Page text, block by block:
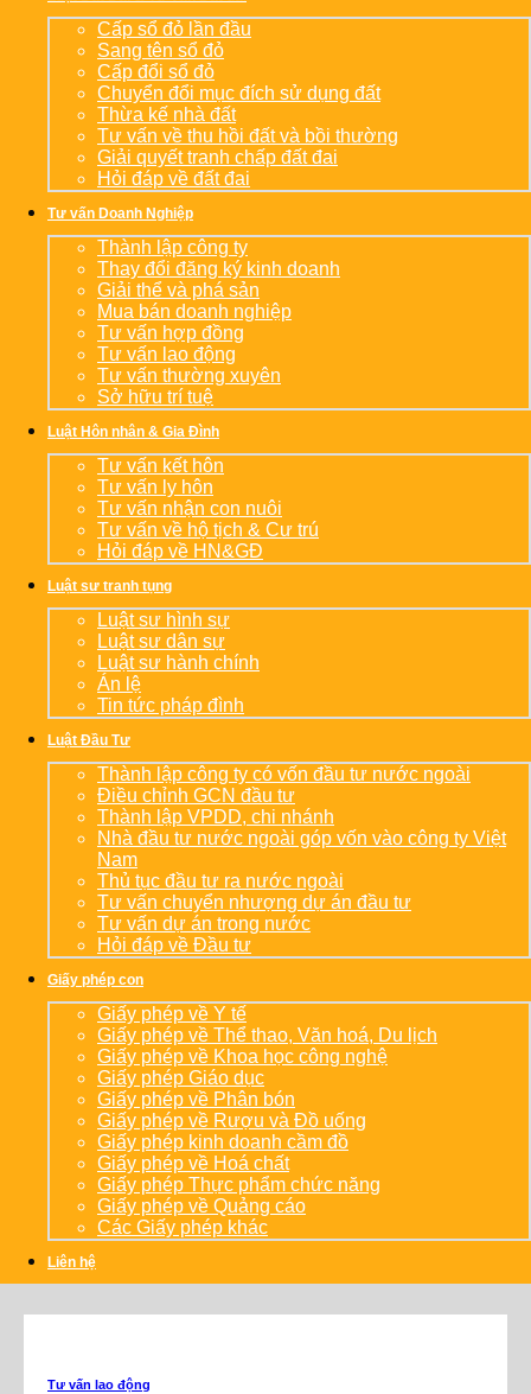
Cấp sổ đỏ lần đầu
Sang tên sổ đỏ
Cấp đổi sổ đỏ
Chuyển đổi mục đích sử dụng đất
Thừa kế nhà đất
Tư vấn về thu hồi đất và bồi thường
Giải quyết tranh chấp đất đai
Hỏi đáp về đất đai
Tư vấn Doanh Nghiệp
Thành lập công ty
Thay đổi đăng ký kinh doanh
Giải thể và phá sản
Mua bán doanh nghiệp
Tư vấn hợp đồng
Tư vấn lao động
Tư vấn thường xuyên
Sở hữu trí tuệ
Luật Hôn nhân & Gia Đình
Tư vấn kết hôn
Tư vấn ly hôn
Tư vấn nhận con nuôi
Tư vấn về hộ tịch & Cư trú
Hỏi đáp về HN&GĐ
Luật sư tranh tụng
Luật sư hình sự
Luật sư dân sự
Luật sư hành chính
Án lệ
Tin tức pháp đình
Luật Đầu Tư
Thành lập công ty có vốn đầu tư nước ngoài
Điều chỉnh GCN đầu tư
Thành lập VPDD, chi nhánh
Nhà đầu tư nước ngoài góp vốn vào công ty Việt
Nam
Thủ tục đầu tư ra nước ngoài
Tư vấn chuyển nhượng dự án đầu tư
Tư vấn dự án trong nước
Hỏi đáp về Đầu tư
Giấy phép con
Giấy phép về Y tế
Giấy phép về Thể thao, Văn hoá, Du lịch
Giấy phép về Khoa học công nghệ
Giấy phép Giáo dục
Giấy phép về Phân bón
Giấy phép về Rượu và Đồ uống
Giấy phép kinh doanh cầm đồ
Giấy phép về Hoá chất
Giấy phép Thực phẩm chức năng
Giấy phép về Quảng cáo
Các Giấy phép khác
Liên hệ
Tư vấn lao động